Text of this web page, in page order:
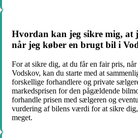
Hvordan kan jeg sikre mig, at
når jeg køber en brugt bil i
For at sikre dig, at du får en fair pris,
Vodskov, kan du starte med at
forskellige forhandlere og private
markedsprisen for den pågældende
forhandle prisen med sælgeren og
vurdering af bilens værdi for at sikre
meget.